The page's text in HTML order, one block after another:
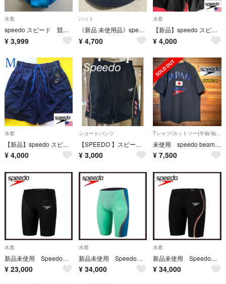
水着
speedo スピード 競泳水着 48 ライトブルー 競パン スイムビキニ 水着
¥ 3,999
ハット
《新品 未使用品》speedo PA S・Drake Hat / Black
¥ 4,700
水着
【新品】speedo スピード 水着 USA メンズ M 黒
¥ 4,000
水着
【新品】speedo スピード 水着 USA メンズ M ネイビー
¥ 4,000
ショートパンツ
【SPEEDO 】スピード ハーフパンツ ブラック メンズ サイズO
¥ 3,000
未使用 speedo beams コラボ tシャツ japan L ブラック
¥ 7,500
水着
新品未使用 Speedo Fastskin レーザーピュアヴァラー 20 黒
¥ 23,000
水着
新品未使用 Speedo Fastskin レーザーピュアインテント 25 緑系
¥ 34,000
水着
新品未使用 Speedo Fastskin レーザーピュアインテント 20 黒
¥ 34,000